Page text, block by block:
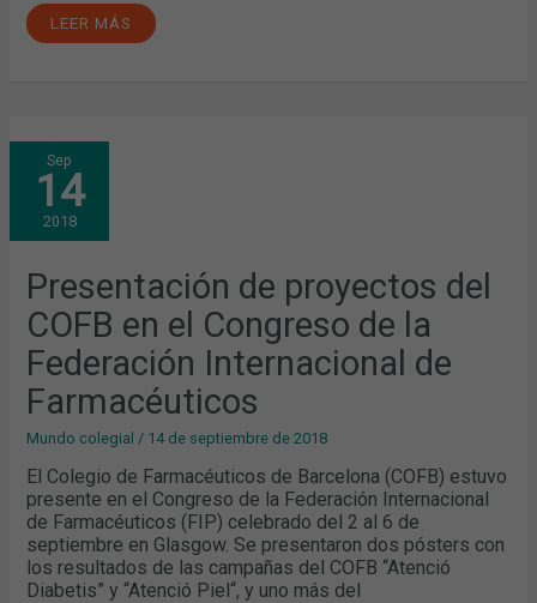
LEER MÁS
Sep
14
2018
Presentación de proyectos del
COFB en el Congreso de la
Federación Internacional de
Farmacéuticos
Mundo colegial / 14 de septiembre de 2018
El Colegio de Farmacéuticos de Barcelona (COFB) estuvo
presente en el Congreso de la Federación Internacional
de Farmacéuticos (FIP) celebrado del 2 al 6 de
septiembre en Glasgow. Se presentaron dos pósters con
los resultados de las campañas del COFB “Atenció
Diabetis” y “Atenció Piel“, y uno más del
PRESENTACIÓN
DE
PROYECTOS
DEL
COFB
EN
EL
LA
FEDERACIÓN
INTERNACIONAL
DE
FARMACÉUTICOS